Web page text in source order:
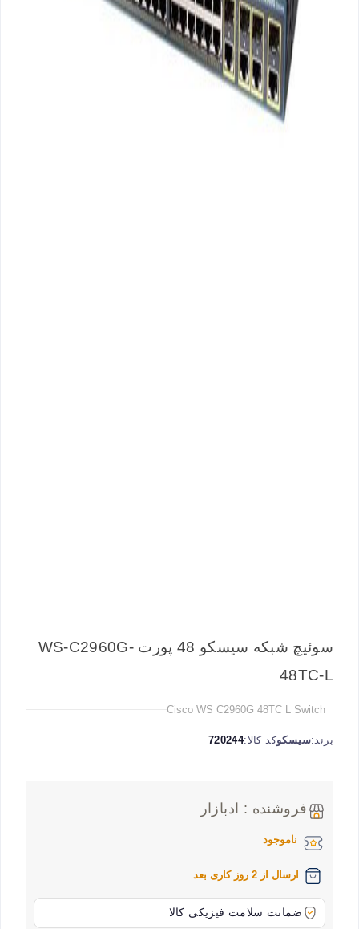
سوئیچ شبکه سیسکو 48 پورت WS-C2960G-
48TC-L
Cisco WS C2960G 48TC L Switch
برند:سیسکوکد کالا:720244
فروشنده : ادبازار
ناموجود
ارسال از 2 روز کاری بعد
ضمانت سلامت فیزیکی کالا